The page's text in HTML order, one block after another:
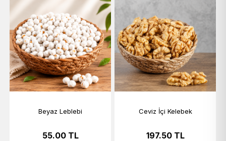
Beyaz Leblebi
55.00TL
Ceviz İçi Kelebek
197.50TL